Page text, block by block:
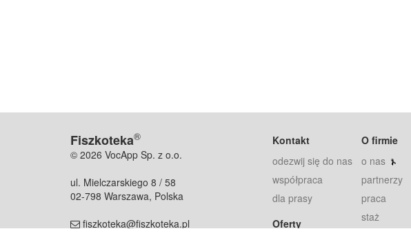
Fiszkoteka®
© 2026 VocApp Sp. z o.o.
ul. Mielczarskiego 8 / 58
02-798 Warszawa, Polska
fiszkoteka@fiszkoteka.pl
Kontakt
odezwij się do nas
współpraca
dla prasy
Oferty
O firmie
o nas
partnerzy
praca
staż